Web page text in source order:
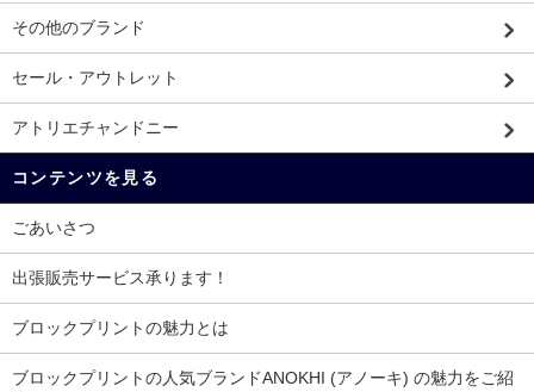
その他のブランド
セール・アウトレット
アトリエチャンドニー
コンテンツを見る
ごあいさつ
出張販売サービス承ります！
ブロックプリントの魅力とは
ブロックプリントの人気ブランドANOKHI (アノーキ) の魅力をご紹